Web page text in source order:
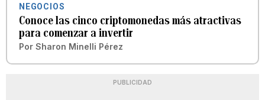
NEGOCIOS
Conoce las cinco criptomonedas más atractivas
para comenzar a invertir
Por Sharon Minelli Pérez
PUBLICIDAD